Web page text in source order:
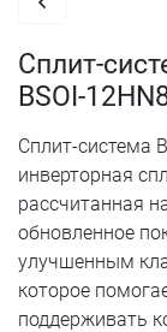
Сплит-
BSOI-
Сплит-система
инверторная
рассчитанная
обновленное
улучшенным
которое
поддерживать